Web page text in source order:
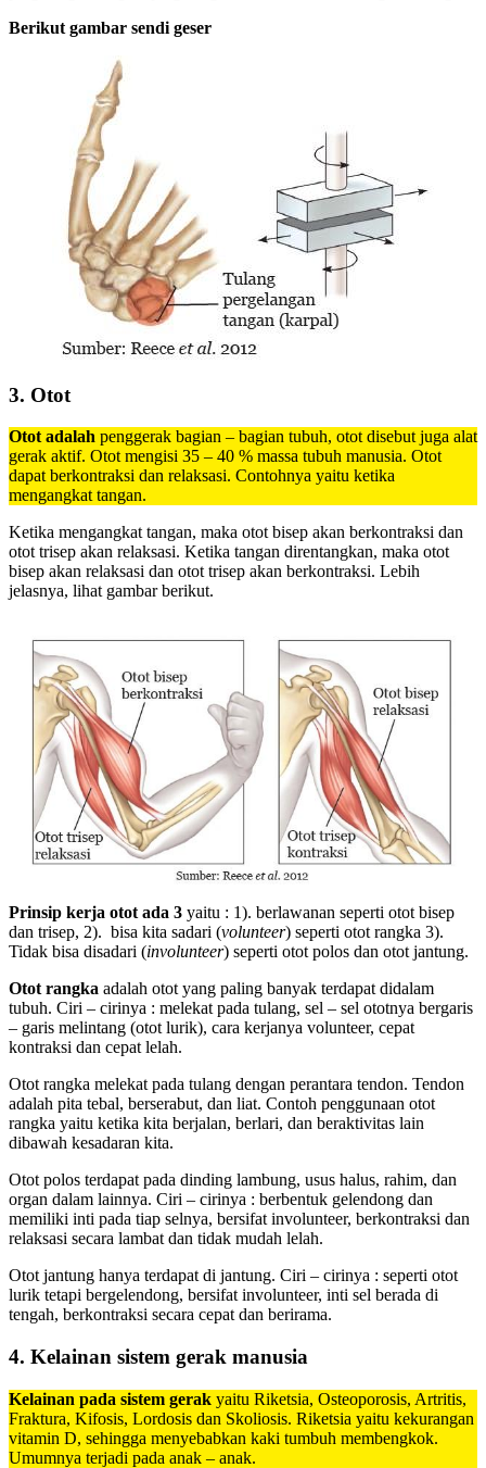
Berikut gambar sendi geser
3. Otot
Otot adalah penggerak bagian – bagian tubuh, otot disebut juga alat
gerak aktif. Otot mengisi 35 – 40 % massa tubuh manusia. Otot
dapat berkontraksi dan relaksasi. Contohnya yaitu ketika
mengangkat tangan.
Ketika mengangkat tangan, maka otot bisep akan berkontraksi dan
otot trisep akan relaksasi. Ketika tangan direntangkan, maka otot
bisep akan relaksasi dan otot trisep akan berkontraksi. Lebih
jelasnya, lihat gambar berikut.
Prinsip kerja otot ada 3 yaitu : 1). berlawanan seperti otot bisep
dan trisep, 2). bisa kita sadari (volunteer) seperti otot rangka 3).
Tidak bisa disadari (involunteer) seperti otot polos dan otot jantung.
Otot rangka adalah otot yang paling banyak terdapat didalam
tubuh. Ciri – cirinya : melekat pada tulang, sel – sel ototnya bergaris
– garis melintang (otot lurik), cara kerjanya volunteer, cepat
kontraksi dan cepat lelah.
Otot rangka melekat pada tulang dengan perantara tendon. Tendon
adalah pita tebal, berserabut, dan liat. Contoh penggunaan otot
rangka yaitu ketika kita berjalan, berlari, dan beraktivitas lain
dibawah kesadaran kita.
Otot polos terdapat pada dinding lambung, usus halus, rahim, dan
organ dalam lainnya. Ciri – cirinya : berbentuk gelendong dan
memiliki inti pada tiap selnya, bersifat involunteer, berkontraksi dan
relaksasi secara lambat dan tidak mudah lelah.
Otot jantung hanya terdapat di jantung. Ciri – cirinya : seperti otot
lurik tetapi bergelendong, bersifat involunteer, inti sel berada di
tengah, berkontraksi secara cepat dan berirama.
4. Kelainan sistem gerak manusia
Kelainan pada sistem gerak yaitu Riketsia, Osteoporosis, Artritis,
Fraktura, Kifosis, Lordosis dan Skoliosis. Riketsia yaitu kekurangan
vitamin D, sehingga menyebabkan kaki tumbuh membengkok.
Umumnya terjadi pada anak – anak.